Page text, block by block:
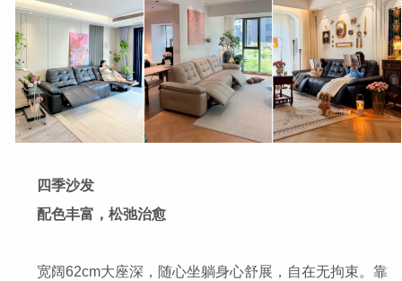
四季沙发
配色丰富，松弛治愈
宽阔62cm大座深，随心坐躺身心舒展，自在无拘束。靠